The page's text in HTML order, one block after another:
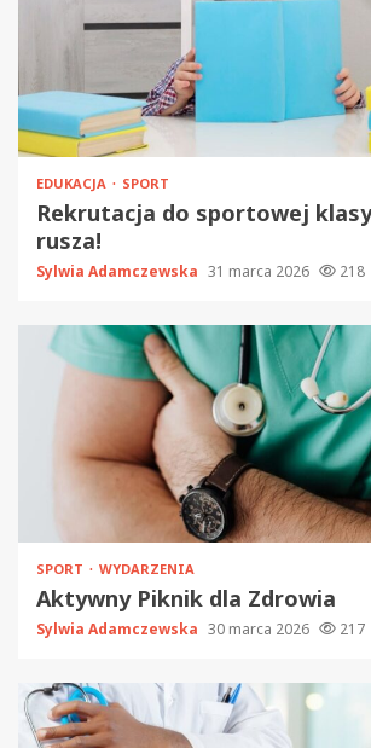
EDUKACJA SPORT
Rekrutacja do sportowej klasy
rusza!
Sylwia Adamczewska 31 marca 2026 218
SPORT WYDARZENIA
Aktywny Piknik dla Zdrowia
Sylwia Adamczewska 30 marca 2026 217